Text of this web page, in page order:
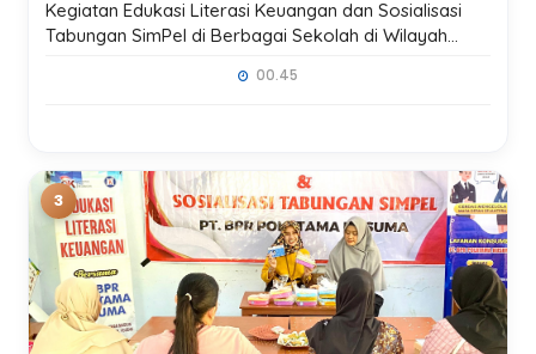
Kegiatan Edukasi Literasi Keuangan dan Sosialisasi
Tabungan SimPel di Berbagai Sekolah di Wilayah
00.45